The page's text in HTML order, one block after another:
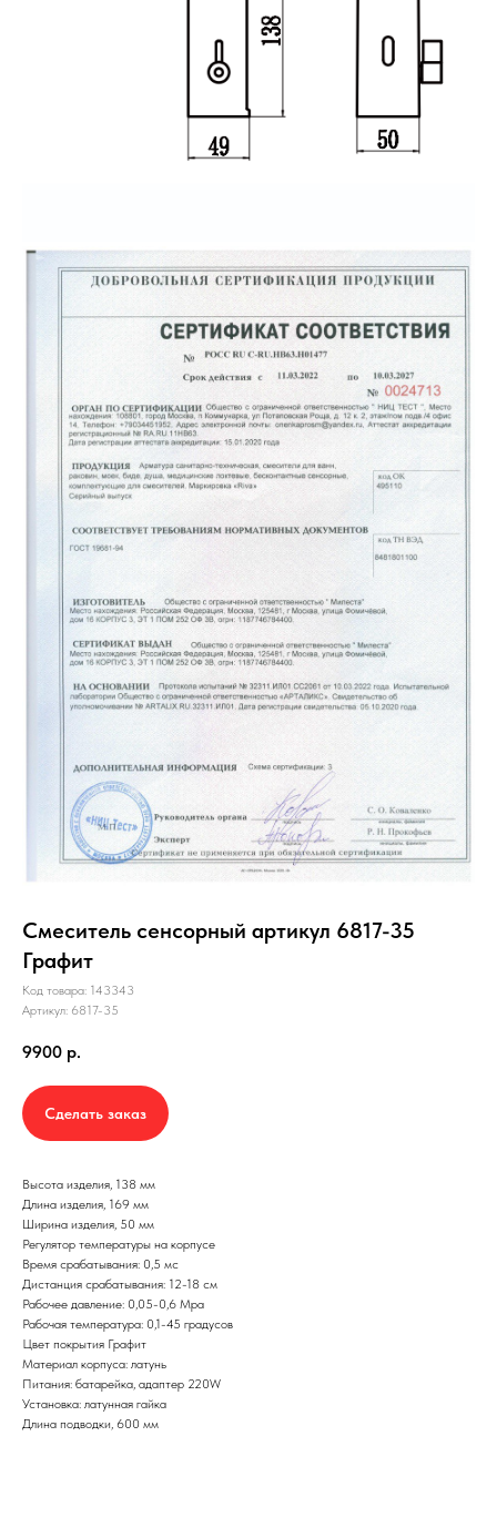
Смеситель сенсорный артикул 6817-35
Графит
Код товара: 143343
Артикул: 6817-35
9900 р.
Сделать заказ
Высота изделия, 138 мм
Длина изделия, 169 мм
Ширина изделия, 50 мм
Регулятор температуры на корпусе
Время срабатывания: 0,5 мс
Дистанция срабатывания: 12-18 см
Рабочее давление: 0,05-0,6 Мpa
Рабочая температура: 0,1-45 градусов
Цвет покрытия Графит
Материал корпуса: латунь
Питания: батарейка, адаптер 220W
Установка: латунная гайка
Длина подводки, 600 мм